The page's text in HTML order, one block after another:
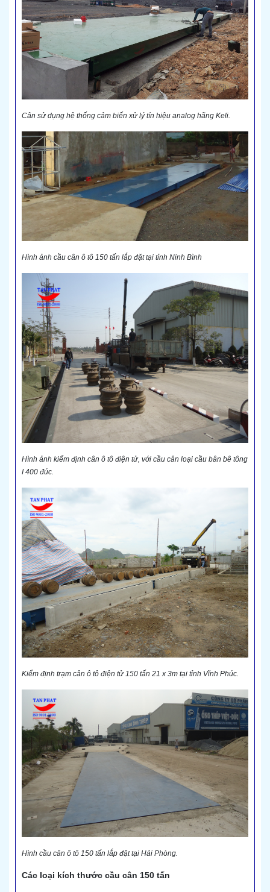
Cân sử dụng hệ thống cảm biến xử lý tín hiệu analog hãng Keli.
Hình ảnh cầu cân ô tô 150 tấn lắp đặt tại tỉnh Ninh Bình
Hình ảnh kiểm định cân ô tô điện tử, với cầu cân loại cầu bân bê tông
I 400 đúc.
Kiểm định trạm cân ô tô điện tử 150 tấn 21 x 3m tại tỉnh Vĩnh Phúc.
Hình cầu cân ô tô 150 tấn lắp đặt tại Hải Phòng.
Các loại kích thước cầu cân 150 tấn